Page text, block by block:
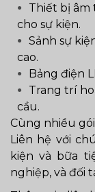
Thiết bị âm
cho sự kiện.
Sảnh sự
cao.
Bảng điện
Trang trí
cầu.
Cùng nhiều
Liên hệ với
kiện và bữa
nghiệp, và đối